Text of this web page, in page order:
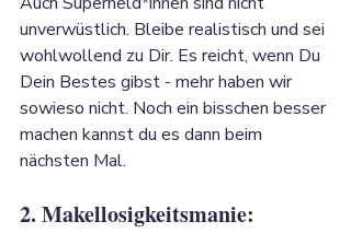
unverwüstlich. Bleibe realistisch und sei
wohlwollend zu Dir. Es reicht, wenn Du
Dein Bestes gibst - mehr haben wir
sowieso nicht. Noch ein bisschen besser
machen kannst du es dann beim
nächsten Mal.
2. Makellosigkeitsmanie: